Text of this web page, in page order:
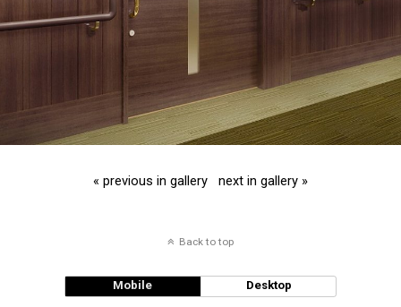
« previous in gallery next in gallery »
Back to top
Mobile Desktop